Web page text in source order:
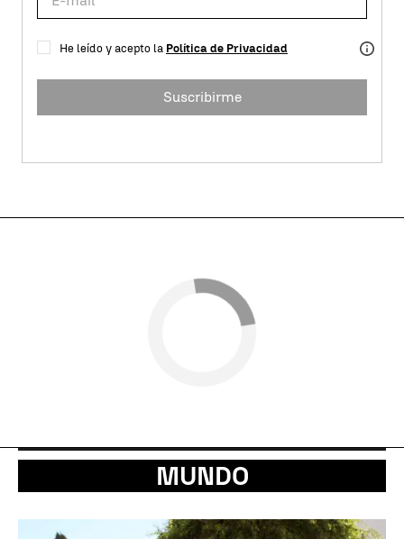
He leído y acepto la Política de Privacidad
Suscribirme
MUNDO